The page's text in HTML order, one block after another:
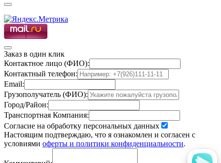
Заказ в один клик
Контактное лицо (ФИО):
Контактный телефон:
Email:
Грузополучатель (ФИО):
Город/Район:
Транспортная Компания:
Согласие на обработку персональных данных
Настоящим подтверждаю, что я ознакомлен и согласен с
условиями оферты и политики конфиденциальности.